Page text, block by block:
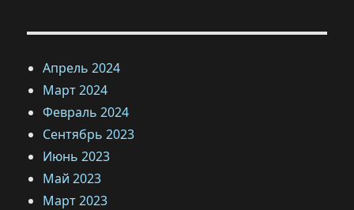
Апрель 2024
Март 2024
Февраль 2024
Сентябрь 2023
Июнь 2023
Май 2023
Март 2023